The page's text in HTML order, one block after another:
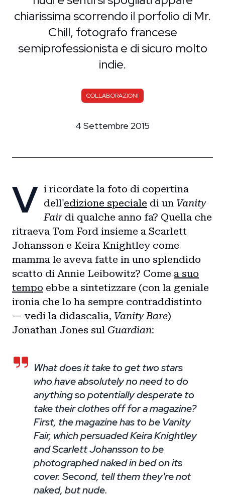
chiarissima scorrendo il porfolio di Mr.
Chill, fotografo francese
semiprofessionista e di sicuro molto
indie.
COLLABORAZIONI
4 Settembre 2015
V i ricordate la foto di copertina
dell'edizione speciale di un Vanity
Fair di qualche anno fa? Quella che
ritraeva Tom Ford insieme a Scarlett
Johansson e Keira Knightley come
mamma le aveva fatte in uno splendido
scatto di Annie Leibowitz? Come a suo
tempo ebbe a sintetizzare (con la geniale
ironia che lo ha sempre contraddistinto
— vedi la didascalia, Vanity Bare)
Jonathan Jones sul Guardian:
What does it take to get two stars
who have absolutely no need to do
anything so potentially desperate to
take their clothes off for a magazine?
First, the magazine has to be Vanity
Fair, which persuaded Keira Knightley
and Scarlett Johansson to be
photographed naked in bed on its
cover. Second, tell them they're not
naked, but nude.